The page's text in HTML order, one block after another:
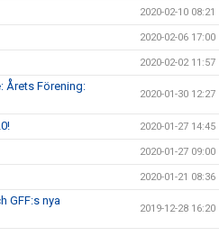
2020-02-10 08:21
2020-02-06 17:00
2020-02-02 11:57
Årets Förening:
2020-01-30 12:27
2020-01-27 14:45
2020-01-27 09:00
2020-01-21 08:36
GFF:s nya
2019-12-28 16:20